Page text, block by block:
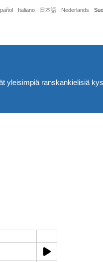
Italiano 日本語 Nederlands
yleisimpiä ranskankielisiä